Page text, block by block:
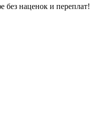
без наценок и переплат!